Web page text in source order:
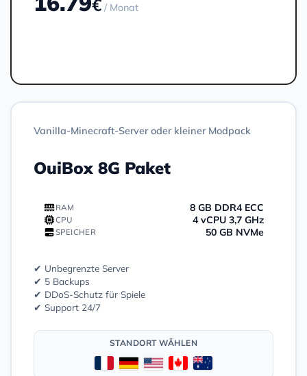
Vanilla-Minecraft-Server oder kleiner Modpack
OuiBox 8G Paket
RAM 8 GB DDR4 ECC
CPU 4 vCPU 3,7 GHz
SPEICHER 50 GB NVMe
✔ Unbegrenzte Server
✔ 5 Backups
✔ DDoS-Schutz für Spiele
✔ Support 24/7
STANDORT WÄHLEN
€ / Monat